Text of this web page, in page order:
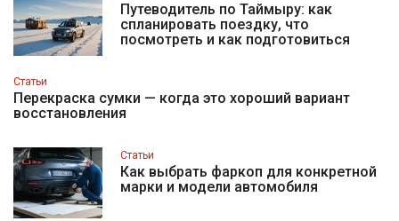
Путеводитель по Таймыру: как
спланировать поездку, что
посмотреть и как подготовиться
Статьи
Перекраска сумки — когда это хороший вариант
восстановления
Статьи
Как выбрать фаркоп для конкретной
марки и модели автомобиля